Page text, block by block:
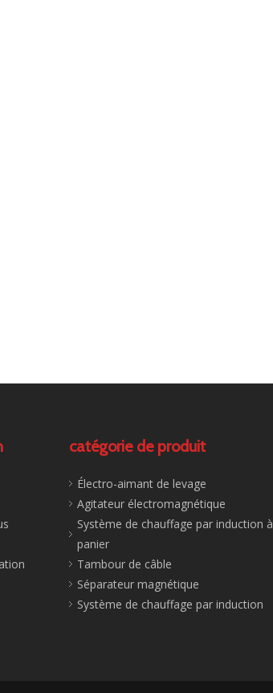
catégorie de produit
Électro-aimant de levage
Agitateur électromagnétique
Système de chauffage par induction à
panier
Tambour de câble
Séparateur magnétique
Système de chauffage par induction